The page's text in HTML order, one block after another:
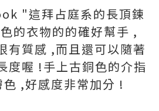
"這拜占庭系的長頂鍊
的衣物的的確好幫手 ,
有質感 ,而且還可以隨著
度喔 !手上古銅色的介指
,好感度非常加分 !